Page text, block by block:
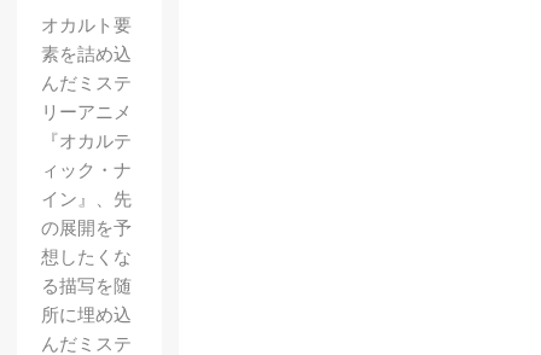
オカルト要
素を詰め込
んだミステ
リーアニメ
『オカルテ
ィック・ナ
イン』、先
の展開を予
想したくな
る描写を随
所に埋め込
んだミステ